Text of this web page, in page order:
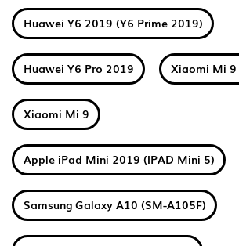
Huawei Y6 2019 (Y6 Prime 2019)
Huawei Y6 Pro 2019 Xiaomi Mi 9
Xiaomi Mi 9
Apple iPad Mini 2019 (IPAD Mini 5)
Samsung Galaxy A10 (SM-A105F)